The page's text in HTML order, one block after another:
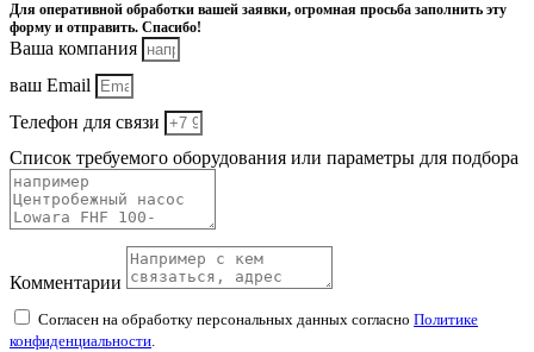
Для оперативной обработки вашей заявки, огромная просьба заполнить эту
форму и отправить. Спасибо!
Ваша компания
ваш Email
Телефон для связи
Список требуемого оборудования или параметры для подбора
Комментарии
Согласен на обработку персональных данных согласно Политике
конфиденциальности.